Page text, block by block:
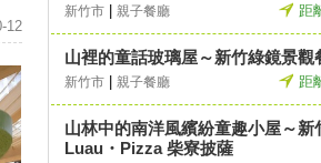
12
新竹市 親子餐廳 距
山裡的童話玻璃屋～新竹綠鏡景觀
新竹市 親子餐廳 距
山林中的南洋風繽紛童趣小屋～新
Luau・Pizza 柴寮披薩